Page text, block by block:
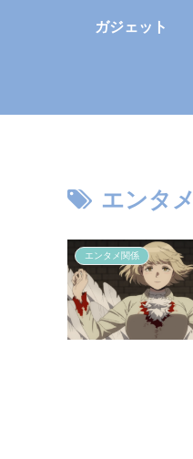
ガジェット
エンタメ
エンタメ関係